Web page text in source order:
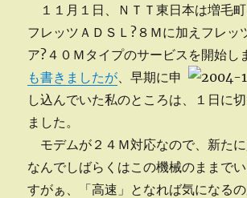
１１月１日、ＮＴＴ東日本は増毛
フレッツＡＤＳＬ?８Ｍに加えフレッ
ア?４０Ｍタイプのサービスを開始し
も書きましたが 、早期に申
し込んでいた私のところは、１日に
ました。
モデムが２４Ｍ対応なので、新た
なんでしばらくはこの機械のままで
すがぁ、「高速」となれば気になる